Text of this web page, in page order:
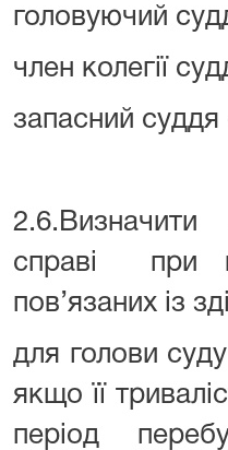
головуючий
член колегії
запасний суддя
2.6.Визначити
справі при
пов’язаних із
для голови
якщо її
період